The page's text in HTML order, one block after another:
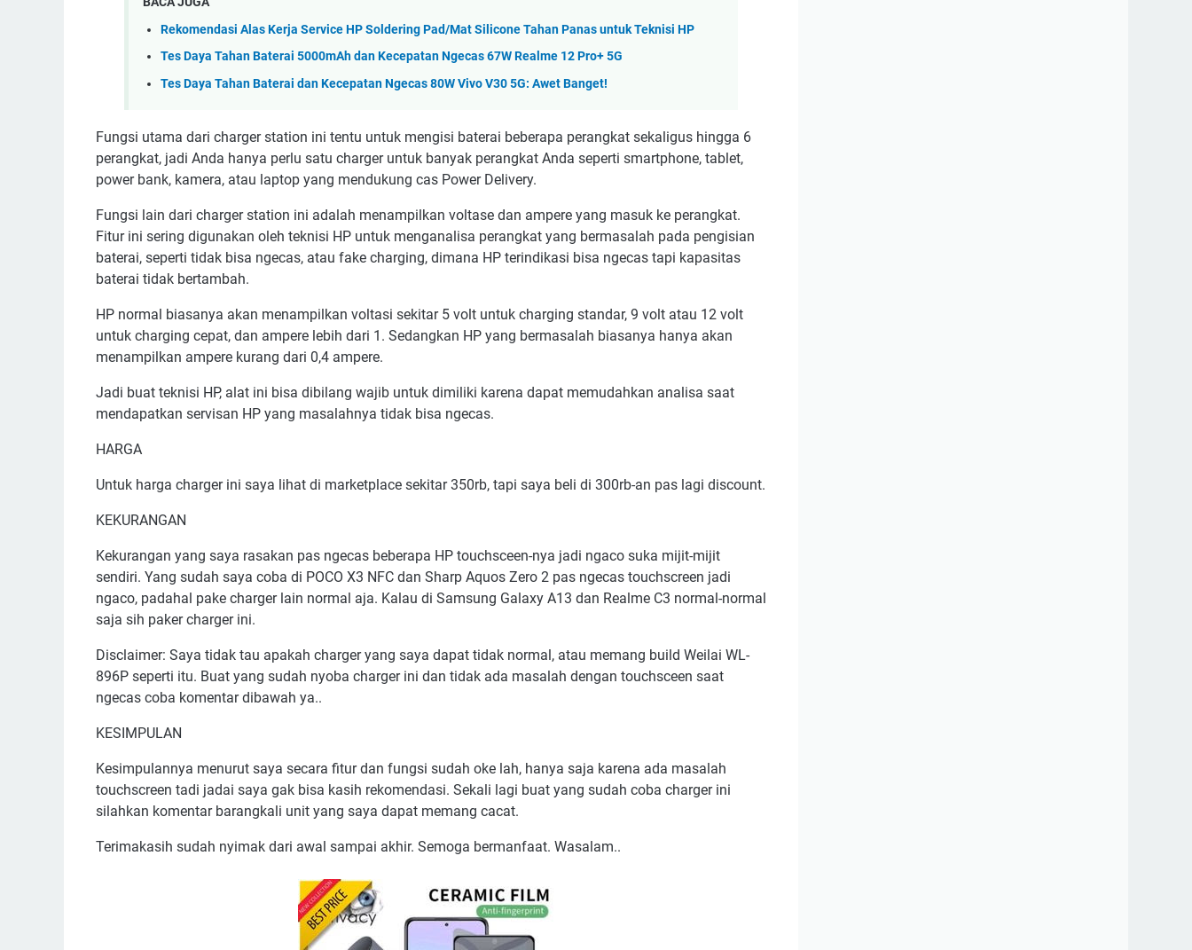
Rekomendasi Alas Kerja Service HP Soldering Pad/Mat Silicone Tahan Panas untuk Teknisi HP
Tes Daya Tahan Baterai 5000mAh dan Kecepatan Ngecas 67W Realme 12 Pro+ 5G
Tes Daya Tahan Baterai dan Kecepatan Ngecas 80W Vivo V30 5G: Awet Banget!
Fungsi utama dari charger station ini tentu untuk mengisi baterai beberapa perangkat sekaligus hingga 6
perangkat, jadi Anda hanya perlu satu charger untuk banyak perangkat Anda seperti smartphone, tablet,
power bank, kamera, atau laptop yang mendukung cas Power Delivery.
Fungsi lain dari charger station ini adalah menampilkan voltase dan ampere yang masuk ke perangkat.
Fitur ini sering digunakan oleh teknisi HP untuk menganalisa perangkat yang bermasalah pada pengisian
baterai, seperti tidak bisa ngecas, atau fake charging, dimana HP terindikasi bisa ngecas tapi kapasitas
baterai tidak bertambah.
HP normal biasanya akan menampilkan voltasi sekitar 5 volt untuk charging standar, 9 volt atau 12 volt
untuk charging cepat, dan ampere lebih dari 1. Sedangkan HP yang bermasalah biasanya hanya akan
menampilkan ampere kurang dari 0,4 ampere.
Jadi buat teknisi HP, alat ini bisa dibilang wajib untuk dimiliki karena dapat memudahkan analisa saat
mendapatkan servisan HP yang masalahnya tidak bisa ngecas.
HARGA
Untuk harga charger ini saya lihat di marketplace sekitar 350rb, tapi saya beli di 300rb-an pas lagi discount.
KEKURANGAN
Kekurangan yang saya rasakan pas ngecas beberapa HP touchsceen-nya jadi ngaco suka mijit-mijit
sendiri. Yang sudah saya coba di POCO X3 NFC dan Sharp Aquos Zero 2 pas ngecas touchscreen jadi
ngaco, padahal pake charger lain normal aja. Kalau di Samsung Galaxy A13 dan Realme C3 normal-normal
saja sih paker charger ini.
Disclaimer: Saya tidak tau apakah charger yang saya dapat tidak normal, atau memang build Weilai WL-
896P seperti itu. Buat yang sudah nyoba charger ini dan tidak ada masalah dengan touchsceen saat
ngecas coba komentar dibawah ya..
KESIMPULAN
Kesimpulannya menurut saya secara fitur dan fungsi sudah oke lah, hanya saja karena ada masalah
touchscreen tadi jadai saya gak bisa kasih rekomendasi. Sekali lagi buat yang sudah coba charger ini
silahkan komentar barangkali unit yang saya dapat memang cacat.
Terimakasih sudah nyimak dari awal sampai akhir. Semoga bermanfaat. Wasalam..